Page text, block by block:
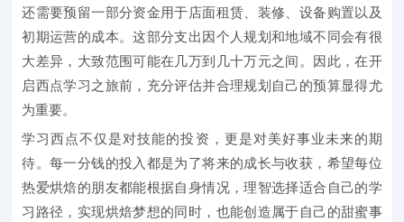
还需要预留一部分资金用于店面租赁、装修、设备购置以及
初期运营的成本。这部分支出因个人规划和地域不同会有很
大差异，大致范围可能在几万到几十万元之间。因此，在开
启西点学习之旅前，充分评估并合理规划自己的预算显得尤
为重要。
学习西点不仅是对技能的投资，更是对美好事业未来的期
待。每一分钱的投入都是为了将来的成长与收获，希望每位
热爱烘焙的朋友都能根据自身情况，理智选择适合自己的学
习路径，实现烘焙梦想的同时，也能创造属于自己的甜蜜事